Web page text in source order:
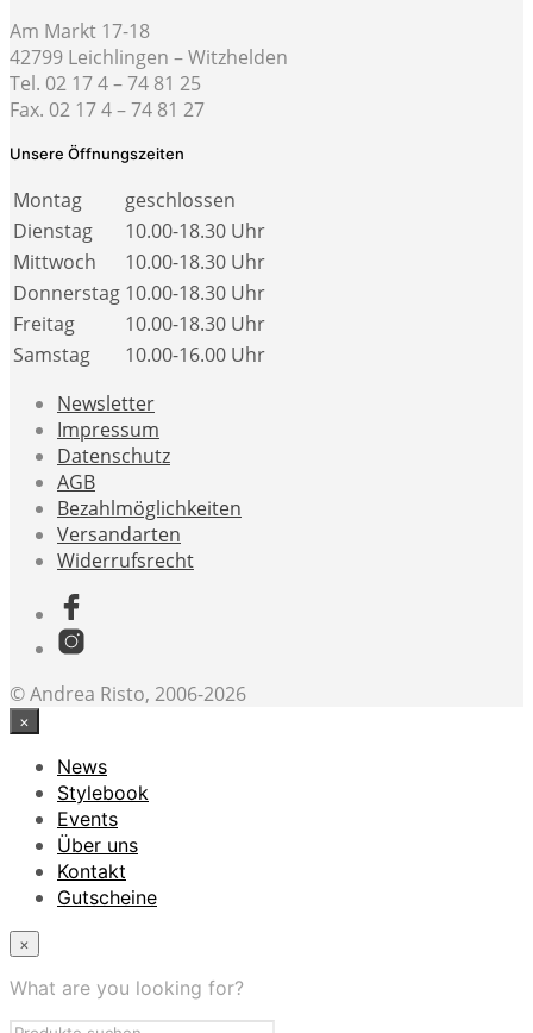
Am Markt 17-18
42799 Leichlingen – Witzhelden
Tel. 02 17 4 – 74 81 25
Fax. 02 17 4 – 74 81 27
Unsere Öffnungszeiten
Montag
geschlossen
Dienstag
10.00-18.30 Uhr
Mittwoch
10.00-18.30 Uhr
Donnerstag 10.00-18.30 Uhr
Freitag
10.00-18.30 Uhr
Samstag
10.00-16.00 Uhr
Newsletter
Impressum
Datenschutz
AGB
Bezahlmöglichkeiten
Versandarten
Widerrufsrecht
© Andrea Risto, 2006-2026
×
News
Stylebook
Events
Über uns
Kontakt
Gutscheine
×
What are you looking for?